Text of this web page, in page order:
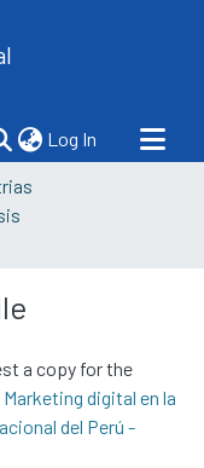
Log In (current)
a copy for the
digital en la
del Perú -